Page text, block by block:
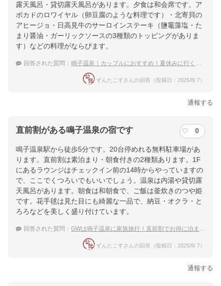
露天風呂・貸切露天風呂があります。夕食は和会席です。ア
ボカドのロワイヤル（卵豆腐のような料理です）・北寄貝の
アヒージョ・日高見牛のサーロインステーキ（鹽竈藻塩・た
まり醤油・ガーリックソースの3種類のトッピングがありま
す）などの料理がならびます。
回答された質問： 鳴子温泉｜カップルにおすすめ！夏休みに行くべき宿は？
ずんたこすさんの回答（投稿日：2025/8/ 7）
通報する
直前割がある鳴子温泉の宿です 0
鳴子温泉駅から徒歩5分です。20台停めれる無料駐車場があ
ります。直前割は素泊まり・朝食付きの2種類あります。1F
にあるラウンジはチェックイン前の14時からやっていますの
で、ここでくつろいでもいいでしょう。温泉は内湯や貸切露
天風呂があります。朝食は和朝食で、ご飯は釜炊きのつや姫
です。花手毬は見た目にも綺麗な一品で、納豆・オクラ・と
ろろなどを美しく盛り付けています。
回答された質問： GWは鳴子温泉に家族旅行！直前割でお得に泊まれる温泉宿
ずんたこすさんの回答（投稿日：2025/8/ 7）
通報する